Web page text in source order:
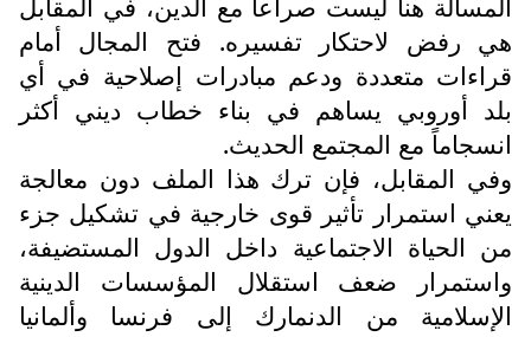
المسألة هنا ليست صراعاً مع الدين، في المقابل
هي رفض لاحتكار تفسيره. فتح المجال أمام
قراءات متعددة ودعم مبادرات إصلاحية في أي
بلد أوروبي يساهم في بناء خطاب ديني أكثر
انسجاماً مع المجتمع الحديث.
وفي المقابل، فإن ترك هذا الملف دون معالجة
يعني استمرار تأثير قوى خارجية في تشكيل جزء
من الحياة الاجتماعية داخل الدول المستضيفة،
واستمرار ضعف استقلال المؤسسات الدينية
الإسلامية من الدنمارك إلى فرنسا وألمانيا